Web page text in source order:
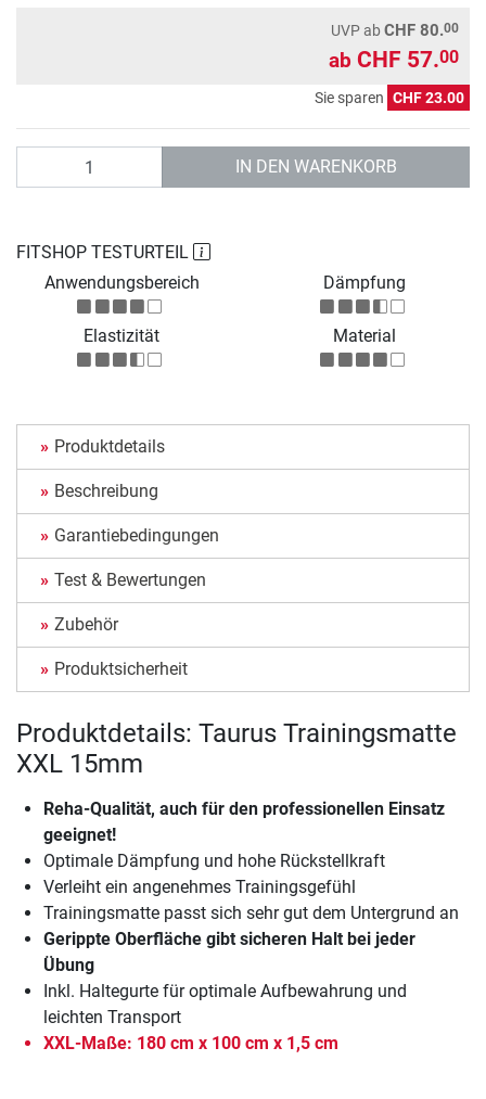
UVPab CHF 80.00
ab CHF 57.00
Sie sparen CHF 23.00
IN DEN WARENKORB
FITSHOP TESTURTEIL
Anwendungsbereich
Dämpfung
Elastizität Material
Produktdetails
Beschreibung
Garantiebedingungen
Test & Bewertungen
Zubehör
Produktsicherheit
Produktdetails: Taurus Trainingsmatte
XXL 15mm
Reha-Qualität, auch für den professionellen Einsatz
geeignet!
Optimale Dämpfung und hohe Rückstellkraft
Verleiht ein angenehmes Trainingsgefühl
Trainingsmatte passt sich sehr gut dem Untergrund an
Gerippte Oberfläche gibt sicheren Halt bei jeder
Übung
Inkl. Haltegurte für optimale Aufbewahrung und
leichten Transport
XXL-Maße: 180 cm x 100 cm x 1,5 cm